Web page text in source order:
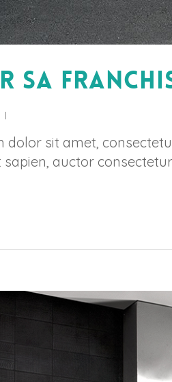
sa
dolor sit amet,
auctor